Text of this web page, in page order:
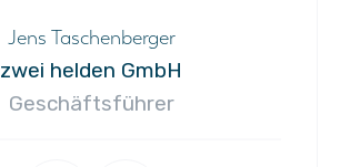
Jens Taschenberger
zwei helden GmbH
Geschäftsführer